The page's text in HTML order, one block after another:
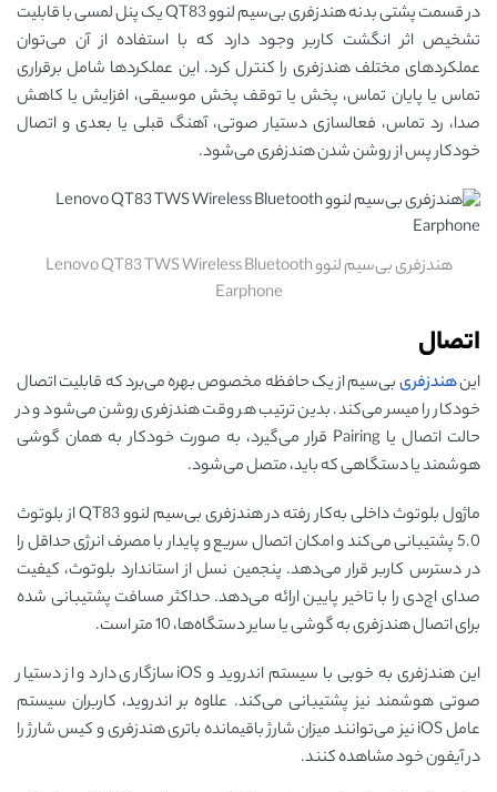
در قسمت پشتی بدنه هندزفری بی‌سیم لنوو QT83 یک پنل لمسی با قابلیت
تشخیص اثر انگشت کاربر وجود دارد که با استفاده از آن می‌توان
عملکردهای مختلف هندزفری را کنترل کرد. این عملکردها شامل برقراری
تماس یا پایان تماس، پخش یا توقف پخش موسیقی، افزایش یا کاهش
صدا، رد تماس، فعالسازی دستیار صوتی، آهنگ قبلی یا بعدی و اتصال
خودکار پس از روشن شدن هندزفری می‌شود.
هندزفری بی‌سیم لنوو Lenovo QT83 TWS Wireless Bluetooth
Earphone
اتصال
اینهندزفریبی‌سیم از یک حافظه مخصوص بهره می‌برد که قابلیت اتصال
خودکار را میسر می‌کند. بدین ترتیب هر وقت هندزفری روشن می‌شود و در
حالت اتصال یا Pairing قرار می‌گیرد، به صورت خودکار به همان گوشی
هوشمند یا دستگاهی که باید، متصل می‌شود.
ماژول بلوتوث داخلی به‌کار رفته در هندزفری بی‌سیم لنوو QT83 از بلوتوث
5.0 پشتیبانی می‌کند و امکان اتصال سریع و پایدار با مصرف انرژی حداقل را
در دسترس کاربر قرار می‌دهد. پنجمین نسل از استاندارد بلوتوث، کیفیت
صدای اچ‌دی را با تاخیر پایین ارائه می‌دهد. حداکثر مسافت پشتیبانی شده
برای اتصال هندزفری به گوشی یا سایر دستگاه‌ها، 10 متر است.
این هندزفری به خوبی با سیستم اندروید و iOS سازگاری دارد و از دستیار
صوتی هوشمند نیز پشتیبانی می‌کند. علاوه بر اندروید، کاربران سیستم
عامل iOS نیز می‌توانند میزان شارژ باقیمانده باتری هندزفری و کیس شارژ را
در آیفون خود مشاهده کنند.